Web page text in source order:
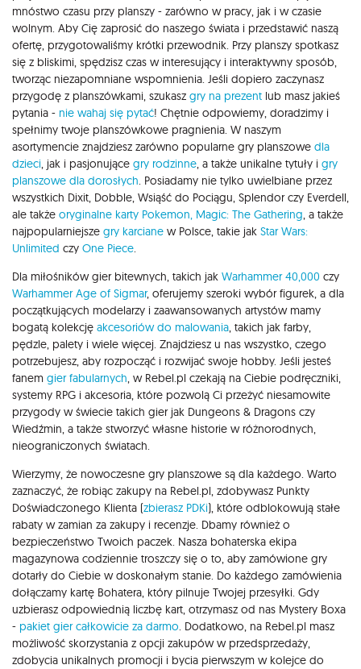
mnóstwo czasu przy planszy - zarówno w pracy, jak i w czasie
wolnym. Aby Cię zaprosić do naszego świata i przedstawić naszą
ofertę, przygotowaliśmy krótki przewodnik. Przy planszy spotkasz
się z bliskimi, spędzisz czas w interesujący i interaktywny sposób,
tworząc niezapomniane wspomnienia. Jeśli dopiero zaczynasz
przygodę z planszówkami, szukasz gry na prezent lub masz jakieś
pytania - nie wahaj się pytać! Chętnie odpowiemy, doradzimy i
spełnimy twoje planszówkowe pragnienia. W naszym
asortymencie znajdziesz zarówno popularne gry planszowe dla
dzieci, jak i pasjonujące gry rodzinne, a także unikalne tytuły i gry
planszowe dla dorosłych. Posiadamy nie tylko uwielbiane przez
wszystkich Dixit, Dobble, Wsiąść do Pociągu, Splendor czy Everdell,
ale także oryginalne karty Pokemon, Magic: The Gathering, a także
najpopularniejsze gry karciane w Polsce, takie jak Star Wars:
Unlimited czy One Piece.
Dla miłośników gier bitewnych, takich jak Warhammer 40,000 czy
Warhammer Age of Sigmar, oferujemy szeroki wybór figurek, a dla
początkujących modelarzy i zaawansowanych artystów mamy
bogatą kolekcję akcesoriów do malowania, takich jak farby,
pędzle, palety i wiele więcej. Znajdziesz u nas wszystko, czego
potrzebujesz, aby rozpocząć i rozwijać swoje hobby. Jeśli jesteś
fanem gier fabularnych, w Rebel.pl czekają na Ciebie podręczniki,
systemy RPG i akcesoria, które pozwolą Ci przeżyć niesamowite
przygody w świecie takich gier jak Dungeons & Dragons czy
Wiedźmin, a także stworzyć własne historie w różnorodnych,
nieograniczonych światach.
Wierzymy, że nowoczesne gry planszowe są dla każdego. Warto
zaznaczyć, że robiąc zakupy na Rebel.pl, zdobywasz Punkty
Doświadczonego Klienta (zbierasz PDKi), które odblokowują stałe
rabaty w zamian za zakupy i recenzje. Dbamy również o
bezpieczeństwo Twoich paczek. Nasza bohaterska ekipa
magazynowa codziennie troszczy się o to, aby zamówione gry
dotarły do Ciebie w doskonałym stanie. Do każdego zamówienia
dołączamy kartę Bohatera, który pilnuje Twojej przesyłki. Gdy
uzbierasz odpowiednią liczbę kart, otrzymasz od nas Mystery Boxa
- pakiet gier całkowicie za darmo. Dodatkowo, na Rebel.pl masz
możliwość skorzystania z opcji zakupów w przedsprzedaży,
zdobycia unikalnych promocji i bycia pierwszym w kolejce do